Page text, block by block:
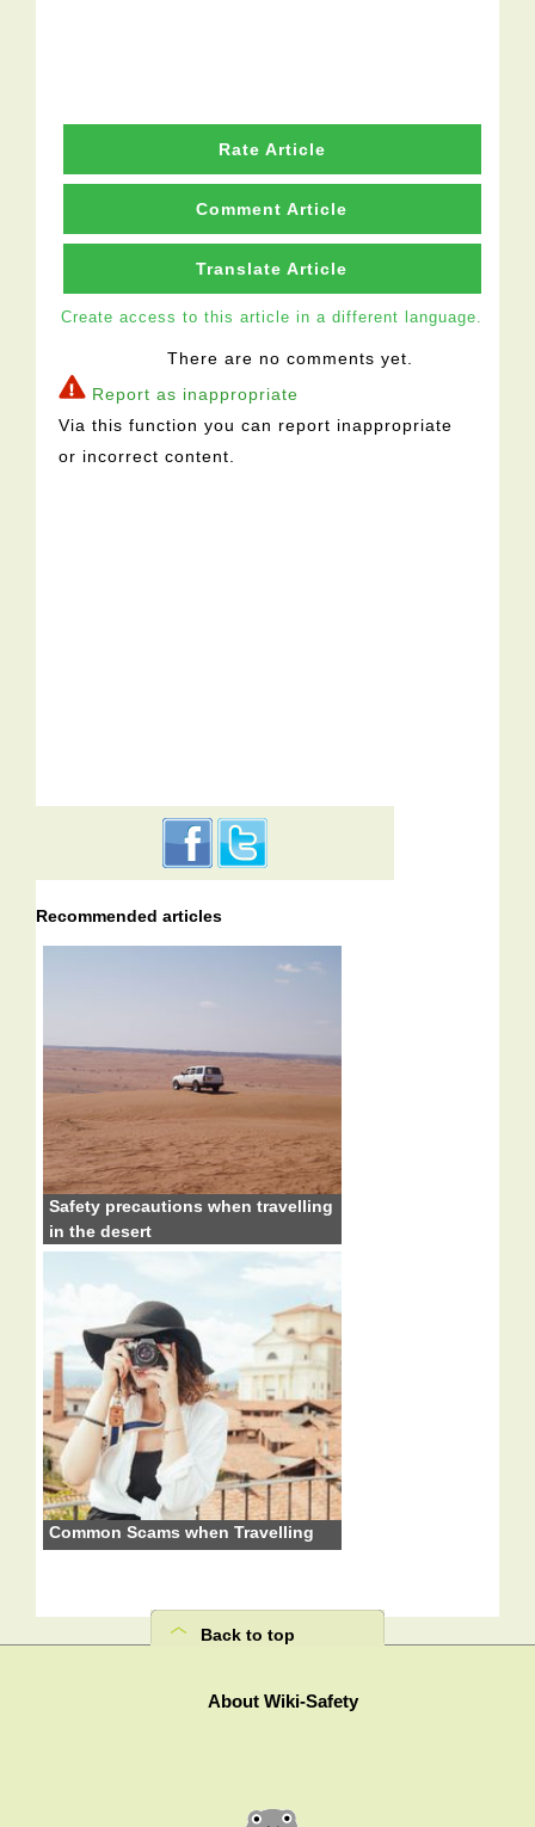
Rate Article
Comment Article
Translate Article
Create access to this article in a different language.
There are no comments yet.
Report as inappropriate
Via this function you can report inappropriate
or incorrect content.
Recommended articles
Safety precautions when travelling
in the desert
Common Scams when Travelling
Back to top
About Wiki-Safety